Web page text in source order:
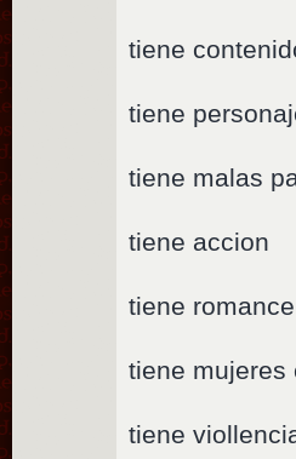
tiene
tiene
tiene malas
tiene accion
tiene romance
tiene mujeres
tiene